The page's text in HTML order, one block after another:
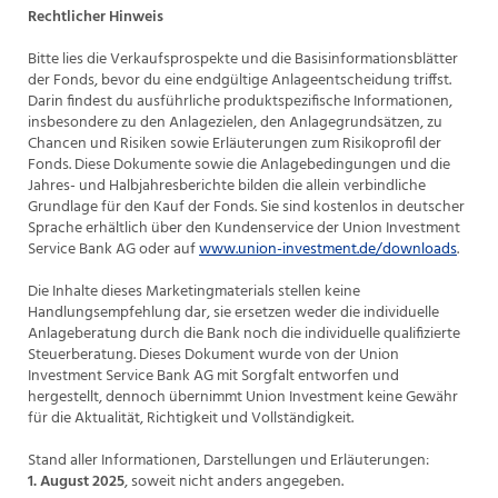
Rechtlicher Hinweis
Bitte lies die Verkaufsprospekte und die Basisinformationsblätter
der Fonds, bevor du eine endgültige Anlageentscheidung triffst.
Darin findest du ausführliche produktspezifische Informationen,
insbesondere zu den Anlagezielen, den Anlagegrundsätzen, zu
Chancen und Risiken sowie Erläuterungen zum Risikoprofil der
Fonds. Diese Dokumente sowie die Anlagebedingungen und die
Jahres- und Halbjahresberichte bilden die allein verbindliche
Grundlage für den Kauf der Fonds. Sie sind kostenlos in deutscher
Sprache erhältlich über den Kundenservice der Union Investment
Service Bank AG oder aufwww.union-investment.de/downloads.
Die Inhalte dieses Marketingmaterials stellen keine
Handlungsempfehlung dar, sie ersetzen weder die individuelle
Anlageberatung durch die Bank noch die individuelle qualifizierte
Steuerberatung. Dieses Dokument wurde von der Union
Investment Service Bank AG mit Sorgfalt entworfen und
hergestellt, dennoch übernimmt Union Investment keine Gewähr
für die Aktualität, Richtigkeit und Vollständigkeit.
Stand aller Informationen, Darstellungen und Erläuterungen:
1. August 2025, soweit nicht anders angegeben.